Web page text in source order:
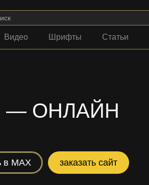
Видео Шрифты Статьи
— ОНЛАЙН
в MAX заказать сайт